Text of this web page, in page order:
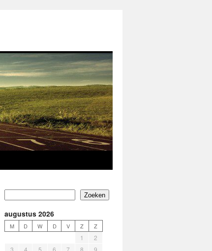
Zoeken
augustus 2026
M D W D V Z Z
1
2
3
4 5 6 7 8
9